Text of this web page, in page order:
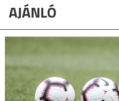
AJÁNLÓ